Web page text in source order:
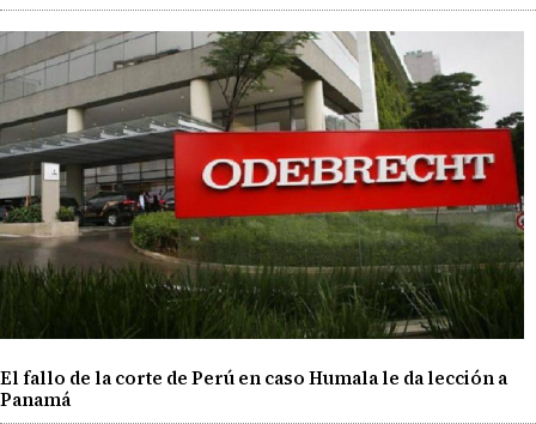
El fallo de la corte de Perú en caso Humala le da lección a
Panamá